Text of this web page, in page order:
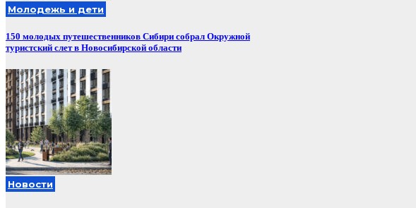
Молодежь и дети
150 молодых путешественников Сибири собрал Окружной
туристский слет в Новосибирской области
Новости